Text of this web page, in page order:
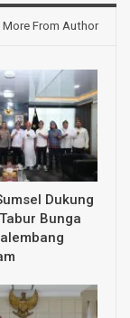
More From Author
Dukung
Bunga